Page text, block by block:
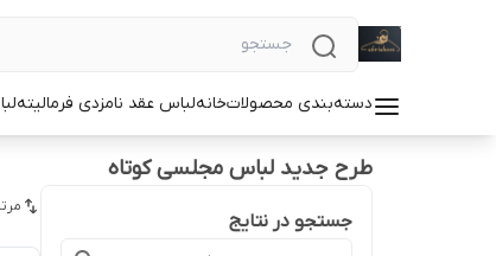
دسته‌بندی محصولاتخانهلباس عقد نامزدی فرمالیته
طرح جدید لباس مجلسی کوتاه
جستجو در نتایج